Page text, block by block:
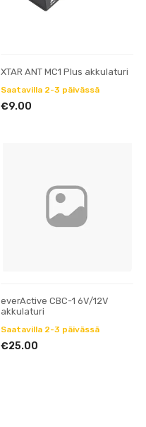
XTAR ANT MC1 Plus akkulaturi
Saatavilla 2-3 päivässä
€9.00
everActive CBC-1 6V/12V
akkulaturi
Saatavilla 2-3 päivässä
€25.00